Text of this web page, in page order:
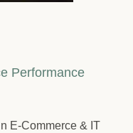
Performance
E-Commerce & IT